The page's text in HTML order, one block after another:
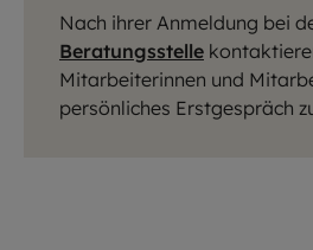
Nach ihrer Anmeldung bei
Beratungsstelle
Mitarbeiterinnen und
persönliches Erstgespräch